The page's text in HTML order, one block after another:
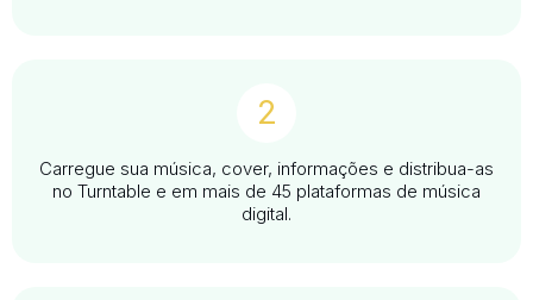
2
Carregue sua música, cover, informações e distribua-as
no Turntable e em mais de 45 plataformas de música
digital.